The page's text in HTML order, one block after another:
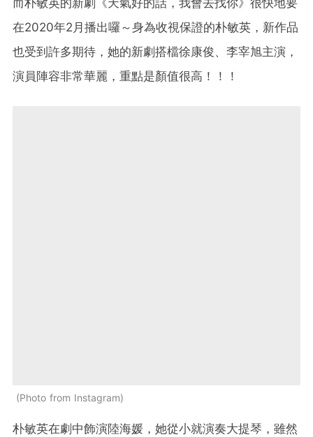
而朴敏英的新劇《天氣好的話，我會去找你》很快地要
在2020年2月播出囉～身為收視保證的朴敏英，新作品
也受到許多期待，她的新劇搭檔徐康俊、李宰旭主演，
演員陣容非常華麗，重點是顏值很高！！！
Photo from Instagram
朴敏英在劇中飾演陸海媛，她從小就演奏大提琴，雖然